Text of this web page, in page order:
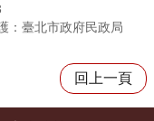
：臺北市政府民政局
回上一頁